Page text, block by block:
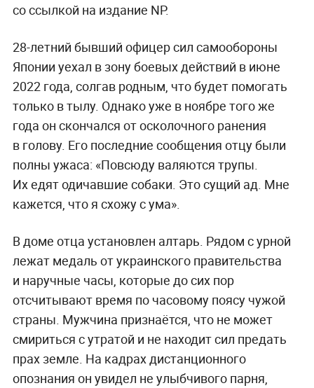
со ссылкой на издание NP.
28-летний бывший офицер сил самообороны
Японии уехал в зону боевых действий в июне
2022 года, солгав родным, что будет помогать
только в тылу. Однако уже в ноябре того же
года он скончался от осколочного ранения
в голову. Его последние сообщения отцу были
полны ужаса: «Повсюду валяются трупы.
Их едят одичавшие собаки. Это сущий ад. Мне
кажется, что я схожу с ума».
В доме отца установлен алтарь. Рядом с урной
лежат медаль от украинского правительства
и наручные часы, которые до сих пор
отсчитывают время по часовому поясу чужой
страны. Мужчина признаётся, что не может
смириться с утратой и не находит сил предать
прах земле. На кадрах дистанционного
опознания он увидел не улыбчивого парня,